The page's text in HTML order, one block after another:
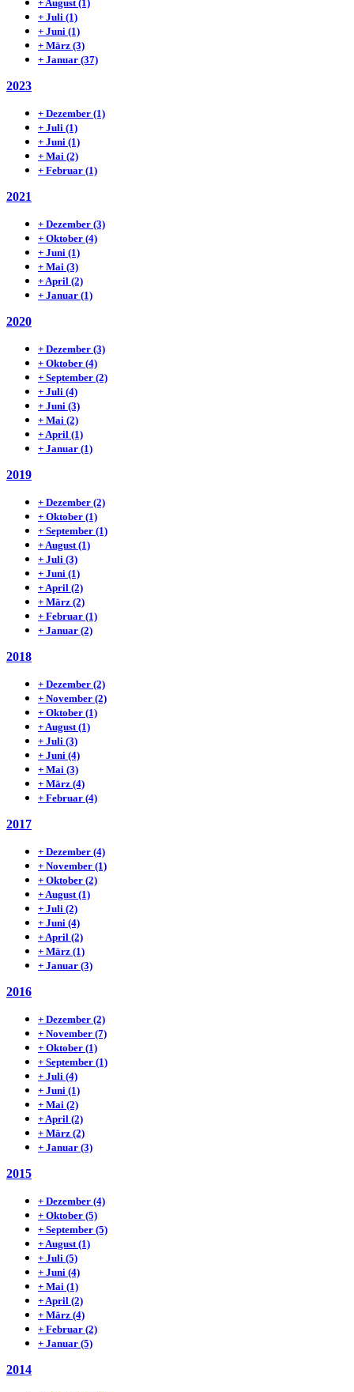
+ August (1)
+ Juli (1)
+ Juni (1)
+ März (3)
+ Januar (37)
2023
+ Dezember (1)
+ Juli (1)
+ Juni (1)
+ Mai (2)
+ Februar (1)
2021
+ Dezember (3)
+ Oktober (4)
+ Juni (1)
+ Mai (3)
+ April (2)
+ Januar (1)
2020
+ Dezember (3)
+ Oktober (4)
+ September (2)
+ Juli (4)
+ Juni (3)
+ Mai (2)
+ April (1)
+ Januar (1)
2019
+ Dezember (2)
+ Oktober (1)
+ September (1)
+ August (1)
+ Juli (3)
+ Juni (1)
+ April (2)
+ März (2)
+ Februar (1)
+ Januar (2)
2018
+ Dezember (2)
+ November (2)
+ Oktober (1)
+ August (1)
+ Juli (3)
+ Juni (4)
+ Mai (3)
+ März (4)
+ Februar (4)
2017
+ Dezember (4)
+ November (1)
+ Oktober (2)
+ August (1)
+ Juli (2)
+ Juni (4)
+ April (2)
+ März (1)
+ Januar (3)
2016
+ Dezember (2)
+ November (7)
+ Oktober (1)
+ September (1)
+ Juli (4)
+ Juni (1)
+ Mai (2)
+ April (2)
+ März (2)
+ Januar (3)
2015
+ Dezember (4)
+ Oktober (5)
+ September (5)
+ August (1)
+ Juli (5)
+ Juni (4)
+ Mai (1)
+ April (2)
+ März (4)
+ Februar (2)
+ Januar (5)
2014